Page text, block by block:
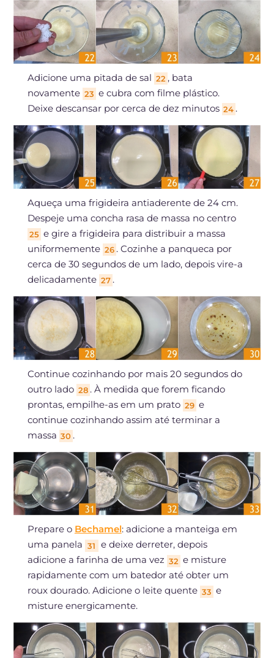
Adicione uma pitada de sal 22 , bata
novamente 23 e cubra com filme plástico.
Deixe descansar por cerca de dez minutos 24 .
Aqueça uma frigideira antiaderente de 24 cm.
Despeje uma concha rasa de massa no centro
25 e gire a frigideira para distribuir a massa
uniformemente 26 . Cozinhe a panqueca por
cerca de 30 segundos de um lado, depois vire-a
delicadamente 27 .
Continue cozinhando por mais 20 segundos do
outro lado 28 . À medida que forem ficando
prontas, empilhe-as em um prato 29 e
continue cozinhando assim até terminar a
massa 30 .
Prepare o Bechamel: adicione a manteiga em
uma panela 31
e deixe derreter, depois
adicione a farinha de uma vez 32 e misture
rapidamente com um batedor até obter um
roux dourado. Adicione o leite quente 33 e
misture energicamente.